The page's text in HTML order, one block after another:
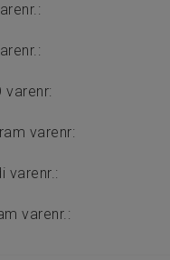
varenr:
varenr:
varenr.:
varenr.: